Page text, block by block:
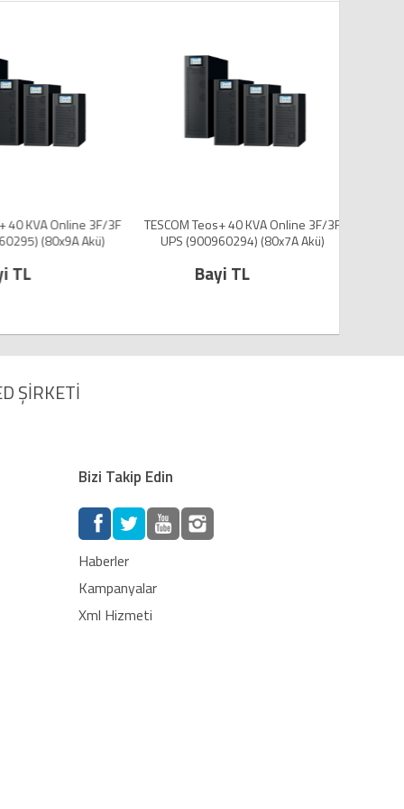
40 KVA Online 3F/3F
(80x9A Akü)
TL
TESCOM Teos+ 40 KVA Online 3F/3F
UPS (900960294) (80x7A Akü)
Bayi TL
ŞİRKETİ
Bizi Takip Edin
Haberler
Kampanyalar
Xml Hizmeti